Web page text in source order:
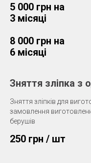
5 000 грн на
3 місяці
8 000 грн на
6 місяці
Зняття зліпка з
Зняття зліпків для
замовлення
берушів
250 грн / шт